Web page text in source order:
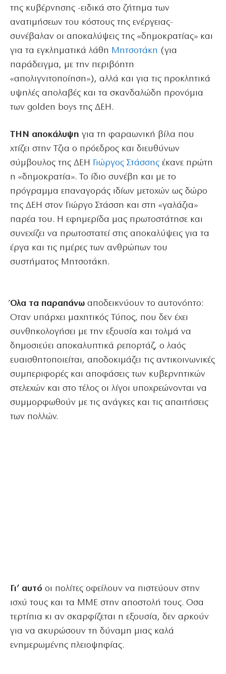
της κυβέρνησης -ειδικά στο ζήτημα των
ανατιμήσεων του κόστους της ενέργειας-
συνέβαλαν οι αποκαλύψεις της «δημοκρατίας» και
για τα εγκληματικά λάθη Μητσοτάκη (για
παράδειγμα, με την περιβόητη
«απολιγνιτοποίηση»), αλλά και για τις προκλητικά
υψηλές απολαβές και τα σκανδαλώδη προνόμια
των golden boys της ΔΕΗ.
ΤΗΝ αποκάλυψη για τη φαραωνική βίλα που
χτίζει στην Τζια ο πρόεδρος και διευθύνων
σύμβουλος της ΔΕΗ Γιώργος Στάσσηςέκανε πρώτη
η «δημοκρατία». Το ίδιο συνέβη και με το
πρόγραμμα επαναγοράς ιδίων μετοχών ως δώρο
της ΔΕΗ στον Γιώργο Στάσση και στη «γαλάζια»
παρέα του. Η εφημερίδα μας πρωτοστάτησε και
συνεχίζει να πρωτοστατεί στις αποκαλύψεις για τα
έργα και τις ημέρες των ανθρώπων του
συστήματος Μητσοτάκη.
Όλα τα παραπάνω αποδεικνύουν το αυτονόητο:
Οταν υπάρχει μαχητικός Τύπος, που δεν έχει
συνθηκολογήσει με την εξουσία και τολμά να
δημοσιεύει αποκαλυπτικά ρεπορτάζ, ο λαός
ευαισθητοποιείται, αποδοκιμάζει τις αντικοινωνικές
συμπεριφορές και αποφάσεις των κυβερνητικών
στελεχών και στο τέλος οι λίγοι υποχρεώνονται να
συμμορφωθούν με τις ανάγκες και τις απαιτήσεις
των πολλών.
Γι’ αυτό οι πολίτες οφείλουν να πιστεύουν στην
ισχύ τους και τα ΜΜΕ στην αποστολή τους. Οσα
τερτίπια κι αν σκαρφίζεται η εξουσία, δεν αρκούν
για να ακυρώσουν τη δύναμη μιας καλά
ενημερωμένης πλειοψηφίας.